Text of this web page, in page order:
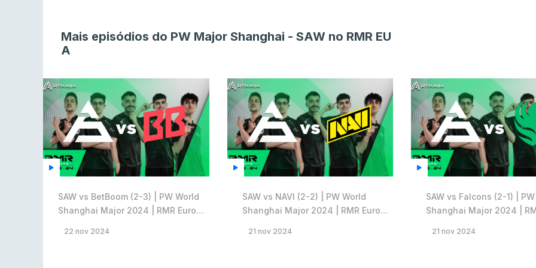
Mais episódios do PW Major Shanghai - SAW no RMR EU
A
SAW vs BetBoom (2-3) | PW World
Shanghai Major 2024 | RMR Europa
22 nov 2024
SAW vs NAVI (2-2) | PW World
Shanghai Major 2024 | RMR Europa
21 nov 2024
SAW vs Falcons (2-1) |
Shanghai Major 2024 |
21 nov 2024